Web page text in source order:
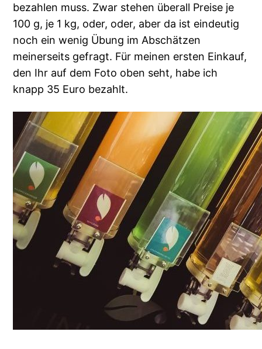
bezahlen muss. Zwar stehen überall Preise je
100 g, je 1 kg, oder, oder, aber da ist eindeutig
noch ein wenig Übung im Abschätzen
meinerseits gefragt. Für meinen ersten Einkauf,
den Ihr auf dem Foto oben seht, habe ich
knapp 35 Euro bezahlt.